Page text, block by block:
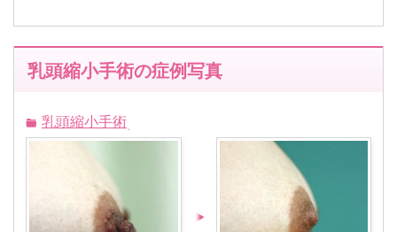
乳頭縮小手術の症例写真
乳頭縮小手術